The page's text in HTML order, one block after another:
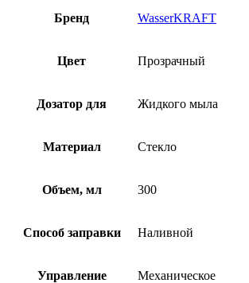
Бренд WasserKRAFT
Цвет Прозрачный
Дозатор для Жидкого мыла
Материал Стекло
Объем, мл 300
Способ заправки Наливной
Управление Механическое